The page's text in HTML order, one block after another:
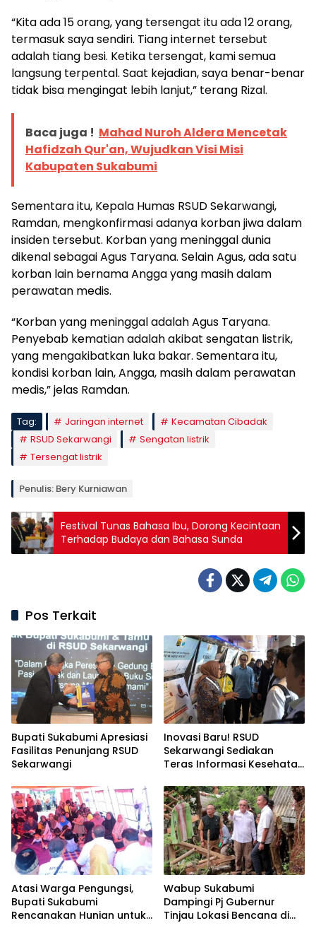
“Kita ada 15 orang, yang tersengat itu ada 12 orang,
termasuk saya sendiri. Tiang internet tersebut
adalah tiang besi. Ketika tersengat, kami semua
langsung terpental. Saat kejadian, saya benar-benar
tidak bisa mengingat lebih lanjut,” terang Rizal.
Baca juga ! Mahad Nuroh Aldera Mencetak
Hafidzah Qur'an, Wujudkan Visi Misi
Kabupaten Sukabumi
Sementara itu, Kepala Humas RSUD Sekarwangi,
Ramdan, mengkonfirmasi adanya korban jiwa dalam
insiden tersebut. Korban yang meninggal dunia
dikenal sebagai Agus Taryana. Selain Agus, ada satu
korban lain bernama Angga yang masih dalam
perawatan medis.
“Korban yang meninggal adalah Agus Taryana.
Penyebab kematian adalah akibat sengatan listrik,
yang mengakibatkan luka bakar. Sementara itu,
kondisi korban lain, Angga, masih dalam perawatan
medis,” jelas Ramdan.
Tag: Jaringan internet
Kecamatan Cibadak
RSUD Sekarwangi
Sengatan listrik
Tersengat listrik
Penulis: Bery Kurniawan
Festival Tunas Bahasa Ibu, Dorong Kecintaan
Terhadap Budaya dan Bahasa Sunda
Pos Terkait
Bupati Sukabumi Apresiasi
Fasilitas Penunjang RSUD
Sekarwangi
Inovasi Baru! RSUD
Sekarwangi Sediakan
Teras Informasi Kesehatan
Atasi Warga Pengungsi,
Bupati Sukabumi
Rencanakan Hunian untuk
Wabup Sukabumi
Dampingi Pj Gubernur
Tinjau Lokasi Bencana di